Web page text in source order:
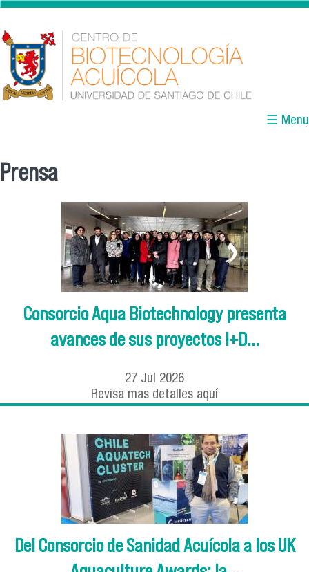
Pasar al contenido principal
☰ Menu
Prensa
Consorcio Aqua Biotechnology presenta
avances de sus proyectos I+D...
27 Jul 2026
Revisa mas detalles aquí
Del Consorcio de Sanidad Acuícola a los UK